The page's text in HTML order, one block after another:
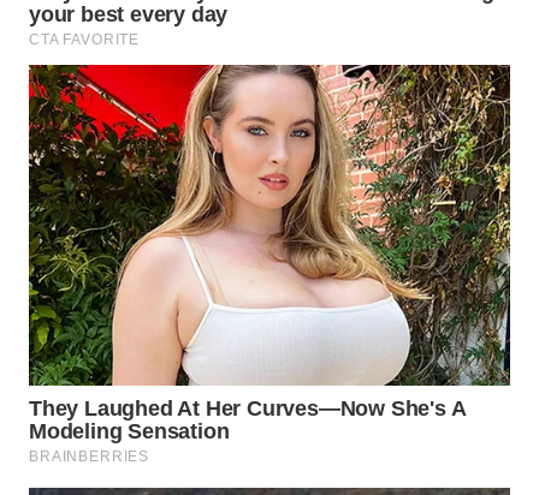
WN
NIAS
WN
LANGKAT
WN
TAPANULI
SELATAN
WN
TANJUNG
LESUNG
WN
KARO